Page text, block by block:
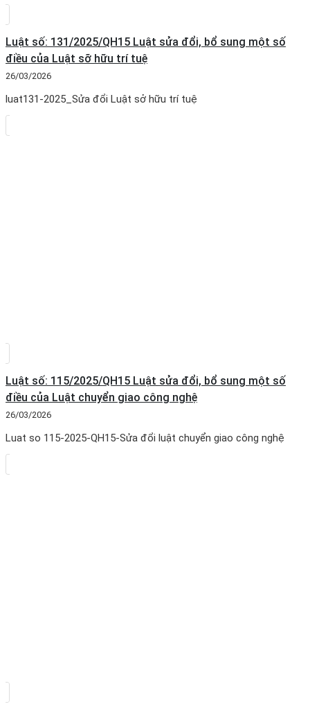
Luật số: 131/2025/QH15 Luật sửa đổi, bổ sung một số
điều của Luật sỡ hữu trí tuệ
26/03/2026
luat131-2025_Sửa đổi Luật sở hữu trí tuệ
Luật số: 115/2025/QH15 Luật sửa đổi, bổ sung một số
điều của Luật chuyển giao công nghệ
26/03/2026
Luat so 115-2025-QH15-Sửa đổi luật chuyển giao công nghệ